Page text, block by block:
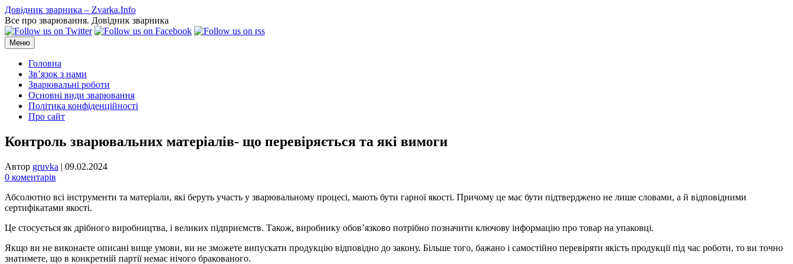
Перейти
до
вмісту
Довідник зварника – Zvarka.Info
Все про зварювання. Довідник зварника
Меню
Головна
Зв’язок з нами
Зварювальні роботи
Основні види зварювання
Політика конфіденційності
Про сайт
Контроль зварювальних матеріалів- що перевіряється та які вимоги
Автор gruvka | 09.02.2024
0 коментарів
Абсолютно всі інструменти та матеріали, які беруть участь у зварювальному процесі, мають бути гарної якості. Причому це має бути підтверджено не лише словами, а й відповідними
сертифікатами якості.
Це стосується як дрібного виробництва, і великих підприємств. Також, виробнику обов’язково потрібно позначити ключову інформацію про товар на упаковці.
Якщо ви не виконаєте описані вище умови, ви не зможете випускати продукцію відповідно до закону. Більше того, бажано і самостійно перевіряти якість продукції під час роботи, то ви точно
знатимете, що в конкретній партії немає нічого бракованого.